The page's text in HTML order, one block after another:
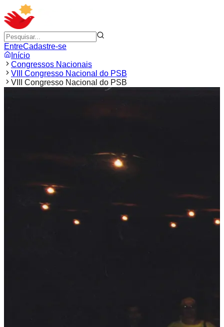
EntreCadastre-se
Início
Congressos Nacionais
VIII Congresso Nacional do PSB
VIII Congresso Nacional do PSB